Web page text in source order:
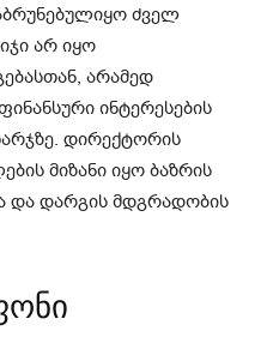
ძველ
არ იყო
არამედ
ინტერესების
დირექტორის
მიზანი იყო ბაზრის
და დარგის მდგრადობის